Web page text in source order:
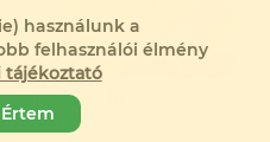
Türkiz howlit
ásványgyöngyös ezüst
színű nemesacél
AnaRita
használunk a
felhasználói élmény
tájékoztató
Értem